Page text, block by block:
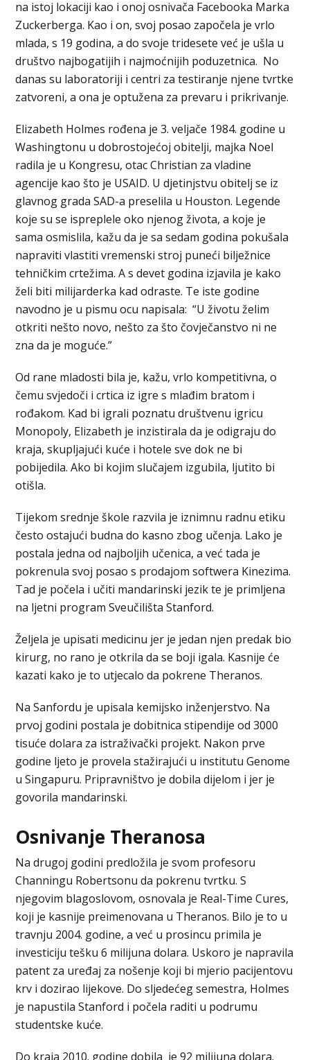
na istoj lokaciji kao i onoj osnivača Facebooka Marka
Zuckerberga. Kao i on, svoj posao započela je vrlo
mlada, s 19 godina, a do svoje tridesete već je ušla u
društvo najbogatijih i najmoćnijih poduzetnica. No
danas su laboratoriji i centri za testiranje njene tvrtke
zatvoreni, a ona je optužena za prevaru i prikrivanje.
Elizabeth Holmes rođena je 3. veljače 1984. godine u
Washingtonu u dobrostojećoj obitelji, majka Noel
radila je u Kongresu, otac Christian za vladine
agencije kao što je USAID. U djetinjstvu obitelj se iz
glavnog grada SAD-a preselila u Houston. Legende
koje su se ispreplele oko njenog života, a koje je
sama osmislila, kažu da je sa sedam godina pokušala
napraviti vlastiti vremenski stroj puneći bilježnice
tehničkim crtežima. A s devet godina izjavila je kako
želi biti milijarderka kad odraste. Te iste godine
navodno je u pismu ocu napisala: “U životu želim
otkriti nešto novo, nešto za što čovječanstvo ni ne
zna da je moguće.”
Od rane mladosti bila je, kažu, vrlo kompetitivna, o
čemu svjedoči i crtica iz igre s mlađim bratom i
rođakom. Kad bi igrali poznatu društvenu igricu
Monopoly, Elizabeth je inzistirala da je odigraju do
kraja, skupljajući kuće i hotele sve dok ne bi
pobijedila. Ako bi kojim slučajem izgubila, ljutito bi
otišla.
Tijekom srednje škole razvila je iznimnu radnu etiku
često ostajući budna do kasno zbog učenja. Lako je
postala jedna od najboljih učenica, a već tada je
pokrenula svoj posao s prodajom softwera Kinezima.
Tad je počela i učiti mandarinski jezik te je primljena
na ljetni program Sveučilišta Stanford.
Željela je upisati medicinu jer je jedan njen predak bio
kirurg, no rano je otkrila da se boji igala. Kasnije će
kazati kako je to utjecalo da pokrene Theranos.
Na Sanfordu je upisala kemijsko inženjerstvo. Na
prvoj godini postala je dobitnica stipendije od 3000
tisuće dolara za istraživački projekt. Nakon prve
godine ljeto je provela stažirajući u institutu Genome
u Singapuru. Pripravništvo je dobila dijelom i jer je
govorila mandarinski.
Osnivanje Theranosa
Na drugoj godini predložila je svom profesoru
Channingu Robertsonu da pokrenu tvrtku. S
njegovim blagoslovom, osnovala je Real-Time Cures,
koji je kasnije preimenovana u Theranos. Bilo je to u
travnju 2004. godine, a već u prosincu primila je
investiciju tešku 6 milijuna dolara. Uskoro je napravila
patent za uređaj za nošenje koji bi mjerio pacijentovu
krv i dozirao lijekove. Do sljedećeg semestra, Holmes
je napustila Stanford i počela raditi u podrumu
studentske kuće.
Do kraja 2010. godine dobila je 92 milijuna dolara.